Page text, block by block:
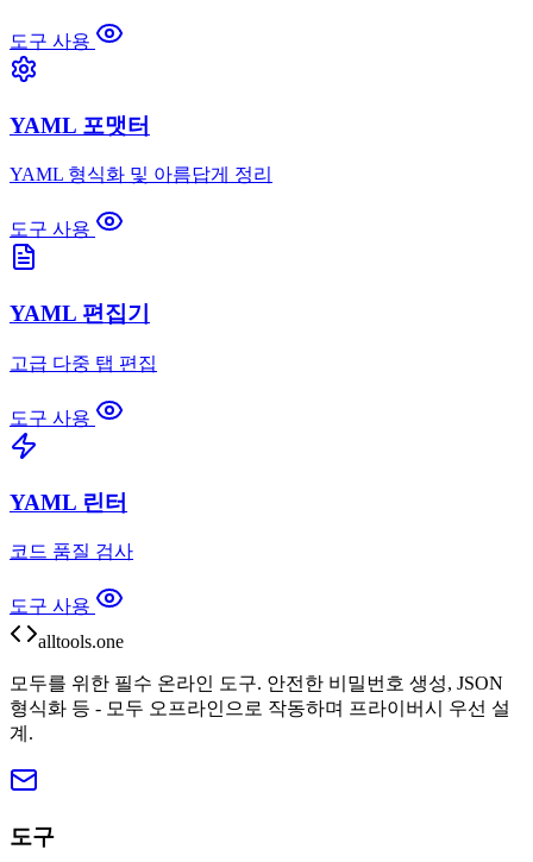
도구 사용
YAML 포맷터
YAML 형식화 및 아름답게 정리
도구 사용
YAML 편집기
고급 다중 탭 편집
도구 사용
YAML 린터
코드 품질 검사
도구 사용
alltools.one
모두를 위한 필수 온라인 도구. 안전한 비밀번호 생성, JSON
형식화 등 - 모두 오프라인으로 작동하며 프라이버시 우선 설
계.
도구